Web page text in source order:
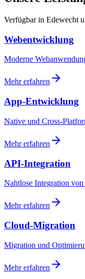
Verfügbar in Edewecht
Webentwicklung
Moderne
Mehr erfahren
App-Entwicklung
Native und Cross-
Mehr erfahren
API-Integration
Nahtlose Integration
Mehr erfahren
Cloud-Migration
Migration und
Mehr erfahren